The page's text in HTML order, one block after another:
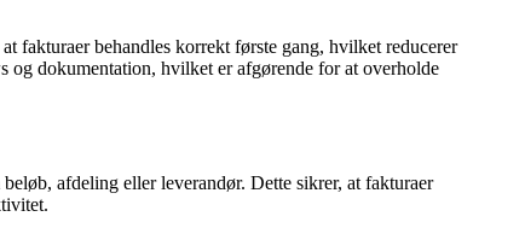
fakturaer behandles korrekt første gang, hvilket reducerer
og dokumentation, hvilket er afgørende for at overholde
afdeling eller leverandør. Dette sikrer, at fakturaer